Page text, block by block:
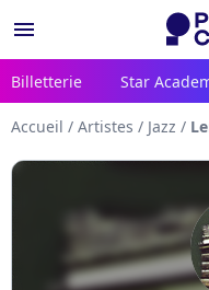
menu
Billetterie Star
Accueil / Artistes / Jazz /